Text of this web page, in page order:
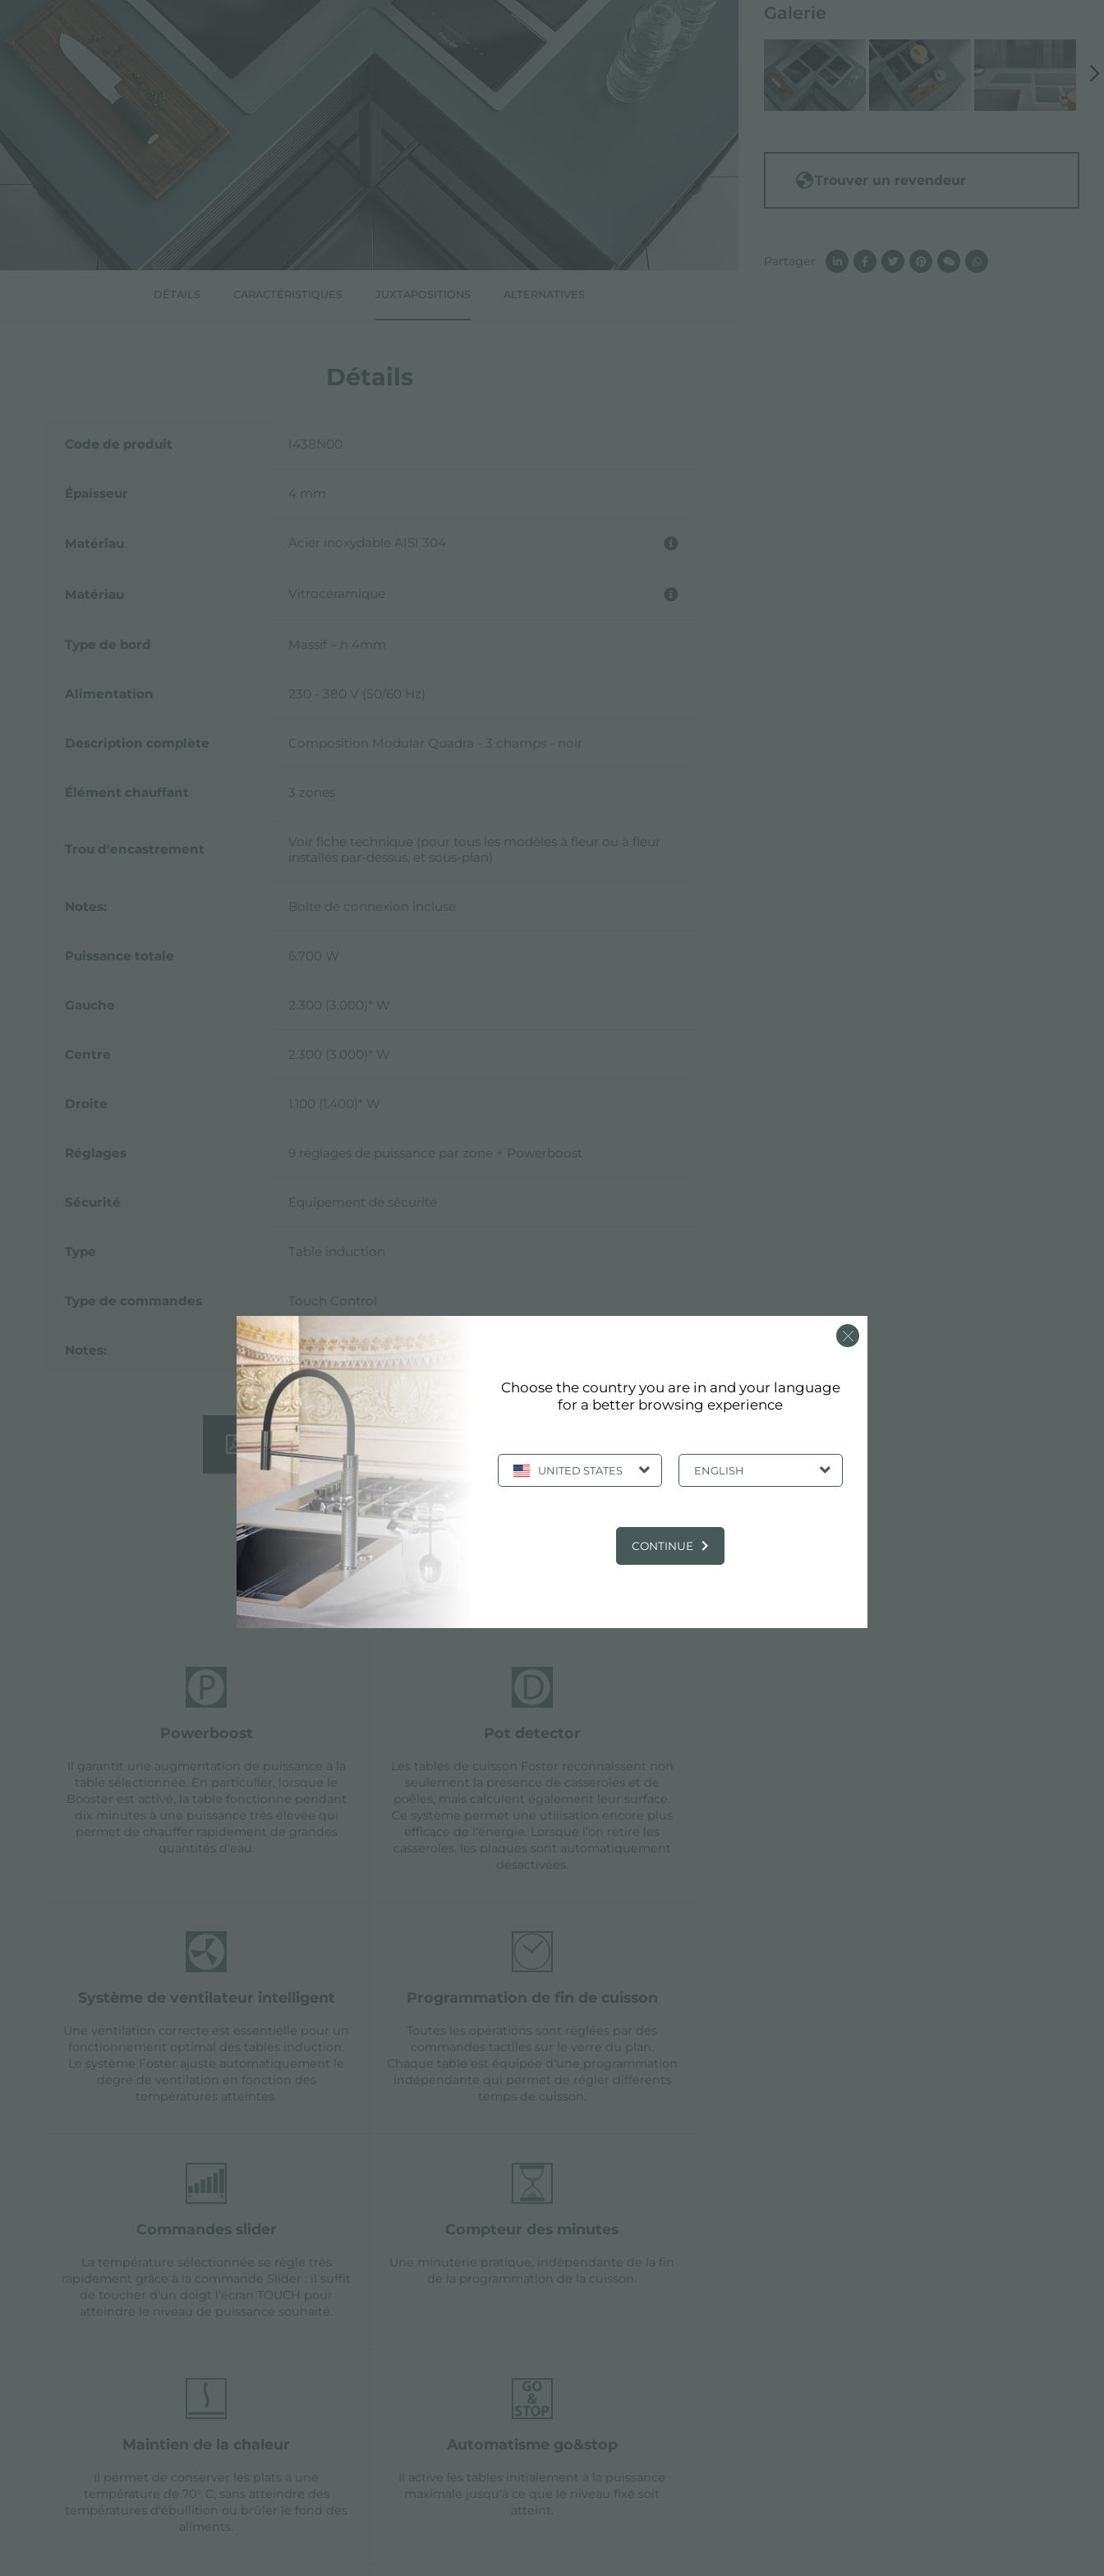
DÉTAILS CARACTÉRISTIQUES JUXTAPOSITIONS ALTERNATIVES
Détails
Fiche technique
Code de produit I438N00
Épaisseur 4 mm
Matériau Acier inoxydable AISI 304
Matériau Vitrocéramique
Type de bord Massif – h 4mm
Alimentation 230 - 380 V (50/60 Hz)
Description complète Composition Modular Quadra - 3 champs - noir
Élément chauffant 3 zones
Trou d'encastrement
Voir fiche technique (pour tous les modèles à fleur ou à fleur
installés par-dessus, et sous-plan)
Notes: Boîte de connexion incluse
Puissance totale 6.700 W
Gauche 2.300 (3.000)* W
Centre 2.300 (3.000)* W
Droite 1.100 (1.400)* W
Réglages 9 réglages de puissance par zone + Powerboost
Sécurité Équipement de sécurité
Type Table induction
Type de commandes Touch Control
Notes: * Powerboost
Caractéristiques
powerboost
Il garantit une augmentation de puissance à la
table sélectionnée. En particulier, lorsque le
Booster est activé, la table fonctionne pendant
dix minutes à une puissance très élevée qui
permet de chauffer rapidement de grandes
quantités d'eau.
pot detector
Les tables de cuisson Foster reconnaissent non
seulement la présence de casseroles et de
poêles, mais calculent également leur surface.
Ce système permet une utilisation encore plus
efficace de l'énergie. Lorsque l’on retire les
casseroles, les plaques sont automatiquement
désactivées.
système de ventilateur intelligent
Une ventilation correcte est essentielle pour un
fonctionnement optimal des tables induction.
Le système Foster ajuste automatiquement le
degré de ventilation en fonction des
températures atteintes.
programmation de fin de cuisson
Toutes les opérations sont réglées par des
commandes tactiles sur le verre du plan.
Chaque table est équipée d'une programmation
indépendante qui permet de régler différents
temps de cuisson.
commandes slider
La température sélectionnée se règle très
rapidement grâce à la commande Slider : il suffit
de toucher d'un doigt l'écran TOUCH pour
atteindre le niveau de puissance souhaité.
compteur des minutes
Une minuterie pratique, indépendante de la fin
de la programmation de la cuisson.
maintien de la chaleur
Il permet de conserver les plats à une
température de 70° C, sans atteindre des
températures d'ébullition ou brûler le fond des
aliments.
automatisme go&stop
Il active les tables initialement à la puissance
maximale jusqu'à ce que le niveau fixé soit
atteint.
Galerie
Trouver un revendeur
Partager
Choose the country you are in and your language
for a better browsing experience
UNITED STATES ENGLISH
CONTINUE